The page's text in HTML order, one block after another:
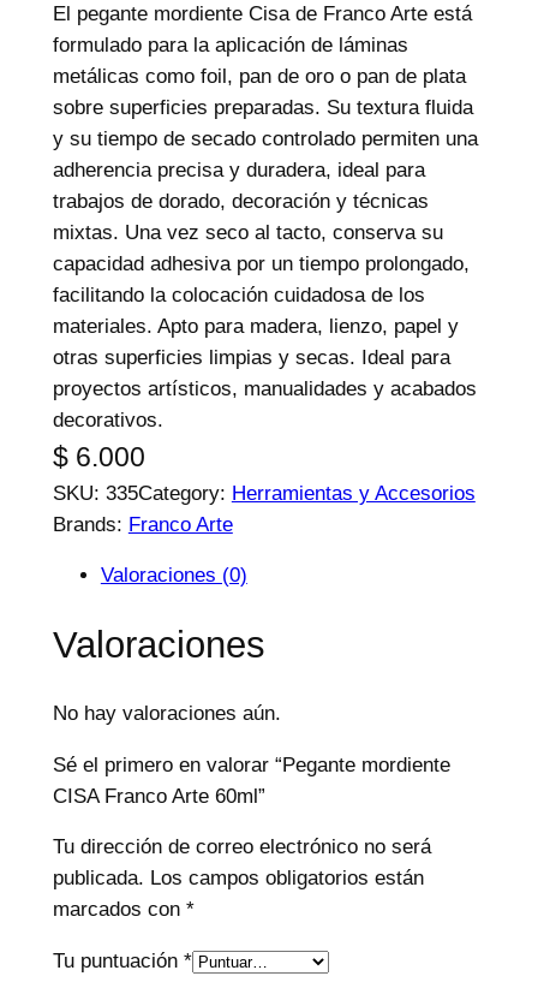
o
d
u
c
t
o
s
El pegante mordiente Cisa de Franco Arte está
formulado para la aplicación de láminas
metálicas como foil, pan de oro o pan de plata
sobre superficies preparadas. Su textura fluida
y su tiempo de secado controlado permiten una
adherencia precisa y duradera, ideal para
trabajos de dorado, decoración y técnicas
mixtas. Una vez seco al tacto, conserva su
capacidad adhesiva por un tiempo prolongado,
facilitando la colocación cuidadosa de los
materiales. Apto para madera, lienzo, papel y
otras superficies limpias y secas. Ideal para
proyectos artísticos, manualidades y acabados
decorativos.
$6.000
SKU: 335Category: Herramientas y Accesorios
Brands: Franco Arte
Valoraciones (0)
Valoraciones
No hay valoraciones aún.
Sé el primero en valorar “Pegante mordiente
CISA Franco Arte 60ml”
Tu dirección de correo electrónico no será
publicada. Los campos obligatorios están
marcados con *
Tu puntuación *